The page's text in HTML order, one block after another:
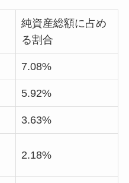
純資産総額に占め
る割合
7.08%
5.92%
3.63%
2.18%